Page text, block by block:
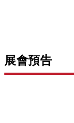
展會預告